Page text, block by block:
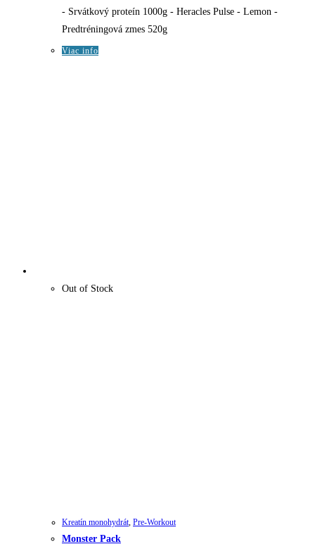
- Srvátkový proteín 1000g - Heracles Pulse - Lemon -
Predtréningová zmes 520g
Viac info
Out of Stock
Kreatín monohydrát, Pre-Workout
Monster Pack